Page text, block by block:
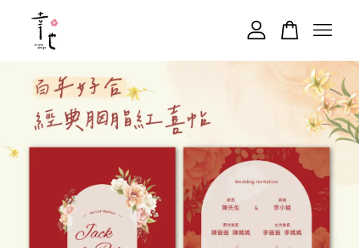
您的購物車目前還是空的。
繼續購物